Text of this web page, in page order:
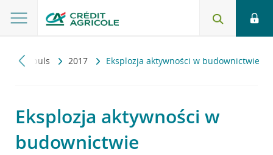
Makropuls 2017 Eksplozja aktywności w budownictwie
Eksplozja aktywności w
budownictwie